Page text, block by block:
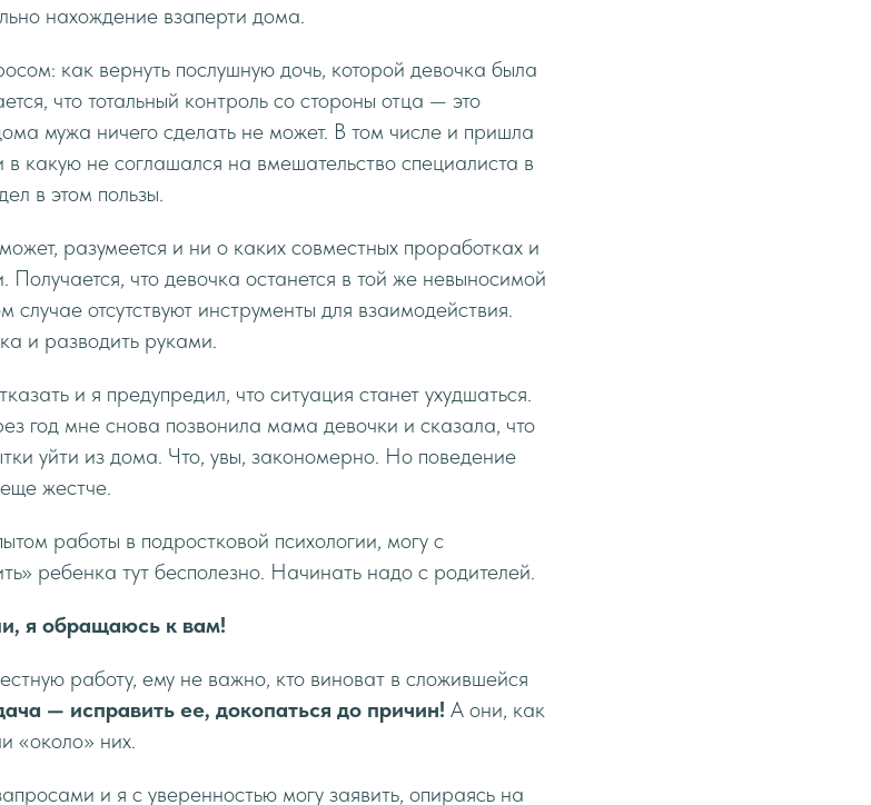
нахождение взаперти дома.
как вернуть послушную дочь, которой девочка была
что тотальный контроль со стороны отца — это
мужа ничего сделать не может. В том числе и пришла
какую не соглашался на вмешательство специалиста в
в этом пользы.
разумеется и ни о каких совместных проработках и
что девочка останется в той же невыносимой
случае отсутствуют инструменты для взаимодействия.
и разводить руками.
и я предупредил, что ситуация станет ухудшаться.
год мне снова позвонила мама девочки и сказала, что
уйти из дома. Что, увы, закономерно. Но поведение
жестче.
работы в подростковой психологии, могу с
ребенка тут бесполезно. Начинать надо с родителей.
я обращаюсь к вам!
работу, ему не важно, кто виноват в сложившейся
— исправить ее, докопаться до причин! А они, как
«около» них.
и я с уверенностью могу заявить, опираясь на